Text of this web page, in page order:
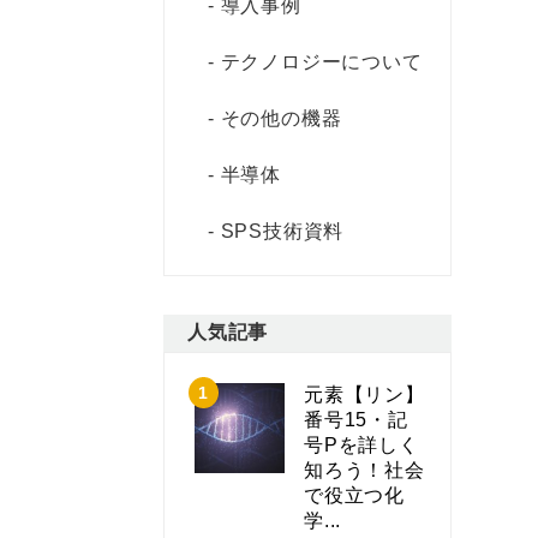
導入事例
テクノロジーについて
その他の機器
半導体
SPS技術資料
人気記事
元素【リン】
番号15・記
号Pを詳しく
知ろう！社会
で役立つ化
学...